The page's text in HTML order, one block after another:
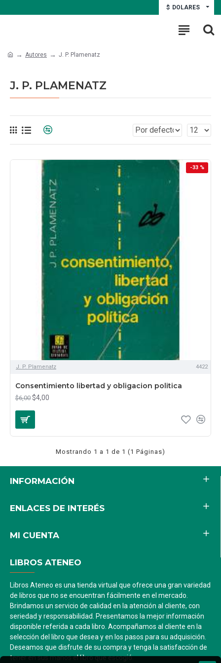
$ DOLARES
Autores J. P. Plamenatz
J. P. PLAMENATZ
-33 %
J. P. Plamenatz 4422
Consentimiento libertad y obligacion politica
$6,00 $4,00
Mostrando 1 a 1 de 1 (1 Páginas)
INFORMACIÓN
ENLACES DE INTERÉS
MI CUENTA
LIBROS ATENEO
Libros Ateneo es una tienda virtual que ofrece una gran variedad
de libros que no se encuentran fácilmente en el mercado.
Brindamos un servicio de calidad en la atención al cliente, con
seriedad y responsabilidad. Presentamos la mejor información
disponible referida a cada libro. Acompañamos al cliente en la
selección del libro que desea y en los pasos para su adquisición.
Deseamos que disfrute de su compra y tenga la satisfacción de
tener en sus manos el libro que escogió.